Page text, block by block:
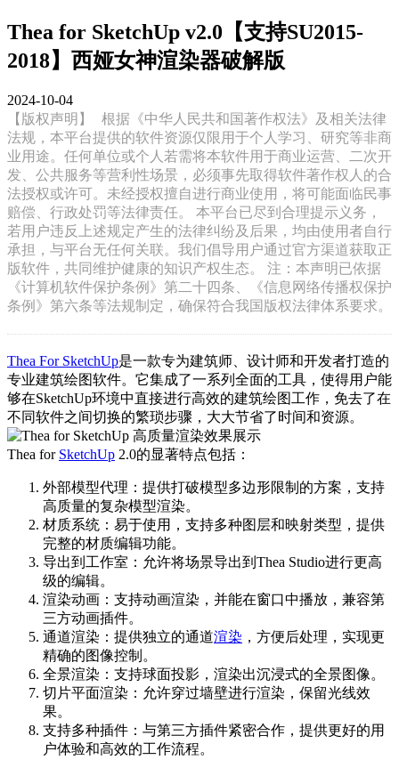
Thea for SketchUp v2.0【支持SU2015-
2018】西娅女神渲染器破解版
2024-10-04
【版权声明】
根据《中华人民共和国著作权法》及相关法律
法规，本平台提供的软件资源仅限用于个人学习、研究等非商
业用途。任何单位或个人若需将本软件用于商业运营、二次开
发、公共服务等营利性场景，必须事先取得软件著作权人的合
法授权或许可。未经授权擅自进行商业使用，将可能面临民事
赔偿、行政处罚等法律责任。 本平台已尽到合理提示义务，
若用户违反上述规定产生的法律纠纷及后果，均由使用者自行
承担，与平台无任何关联。我们倡导用户通过官方渠道获取正
版软件，共同维护健康的知识产权生态。 注：本声明已依据
《计算机软件保护条例》第二十四条、《信息网络传播权保护
条例》第六条等法规制定，确保符合我国版权法律体系要求。
Thea For SketchUp是一款专为建筑师、设计师和开发者打造的
专业建筑绘图软件。它集成了一系列全面的工具，使得用户能
够在SketchUp环境中直接进行高效的建筑绘图工作，免去了在
不同软件之间切换的繁琐步骤，大大节省了时间和资源。
Thea for SketchUp 2.0的显著特点包括：
外部模型代理：提供打破模型多边形限制的方案，支持
高质量的复杂模型渲染。
材质系统：易于使用，支持多种图层和映射类型，提供
完整的材质编辑功能。
导出到工作室：允许将场景导出到Thea Studio进行更高
级的编辑。
渲染动画：支持动画渲染，并能在窗口中播放，兼容第
三方动画插件。
通道渲染：提供独立的通道渲染 ，方便后处理，实现更
精确的图像控制。
全景渲染：支持球面投影，渲染出沉浸式的全景图像。
切片平面渲染：允许穿过墙壁进行渲染，保留光线效
果。
支持多种插件：与第三方插件紧密合作，提供更好的用
户体验和高效的工作流程。